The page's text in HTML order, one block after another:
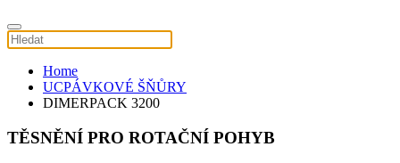
Home
UCPÁVKOVÉ ŠŇŮRY
DIMERPACK 3200
TĚSNĚNÍ PRO ROTAČNÍ POHYB